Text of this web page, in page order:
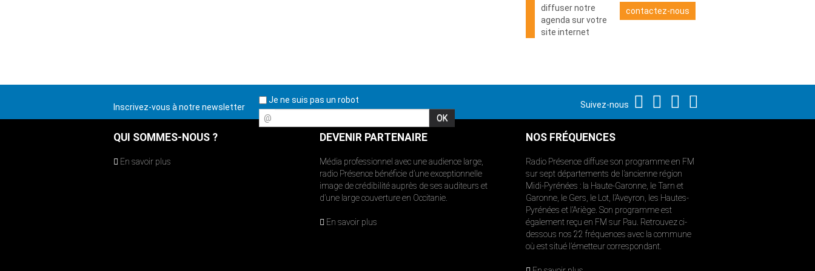
diffuser notre
agenda sur votre
site internet
contactez-nous
Inscrivez-vous à notre newsletter
Je ne suis pas un robot
@
Suivez-nous
QUI SOMMES-NOUS ?
En savoir plus
DEVENIR PARTENAIRE
Média professionnel avec une audience large,
radio Présence bénéficie d’une exceptionnelle
image de crédibilité auprès de ses auditeurs et
d’une large couverture en Occitanie.
En savoir plus
NOS FRÉQUENCES
Radio Présence diffuse son programme en FM
sur sept départements de l’ancienne région
Midi-Pyrénées : la Haute-Garonne, le Tarn et
Garonne, le Gers, le Lot, l’Aveyron, les Hautes-
Pyrénées et l’Ariège. Son programme est
également reçu en FM sur Pau. Retrouvez ci-
dessous nos 22 fréquences avec la commune
où est situé l’émetteur correspondant.